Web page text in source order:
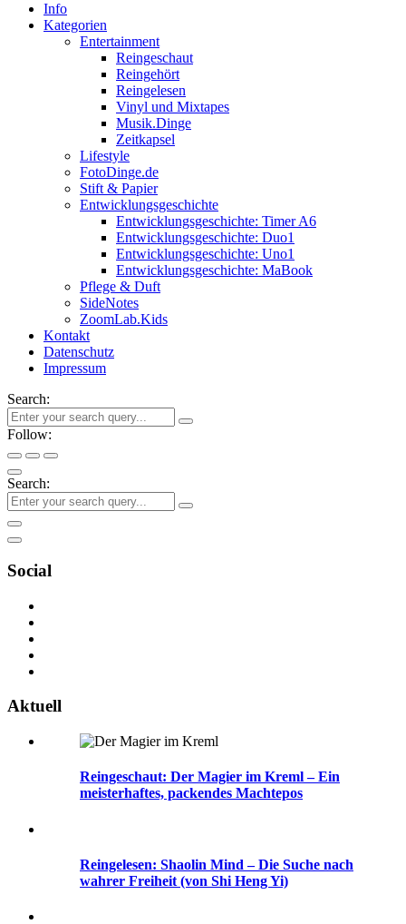
Info
Kategorien
Entertainment
Reingeschaut
Reingehört
Reingelesen
Vinyl und Mixtapes
Musik.Dinge
Zeitkapsel
Lifestyle
FotoDinge.de
Stift & Papier
Entwicklungsgeschichte
Entwicklungsgeschichte: Timer A6
Entwicklungsgeschichte: Duo1
Entwicklungsgeschichte: Uno1
Entwicklungsgeschichte: MaBook
Pflege & Duft
SideNotes
ZoomLab.Kids
Kontakt
Datenschutz
Impressum
Search:
Follow:
Search:
Social
Aktuell
Reingeschaut: Der Magier im Kreml – Ein
meisterhaftes, packendes Machtepos
Reingelesen: Shaolin Mind – Die Suche nach
wahrer Freiheit (von Shi Heng Yi)